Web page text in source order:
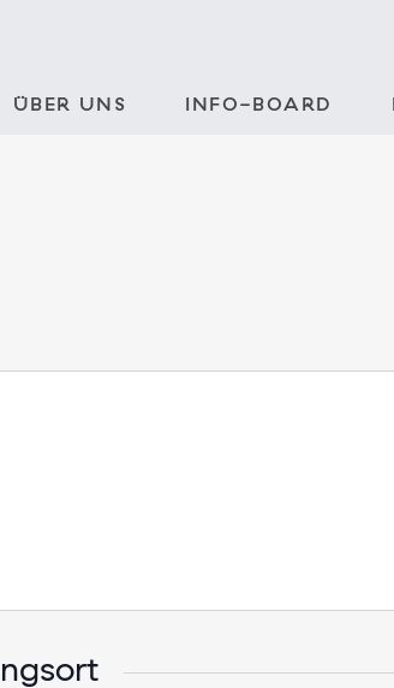
ÜBER UNS INFO-BOARD